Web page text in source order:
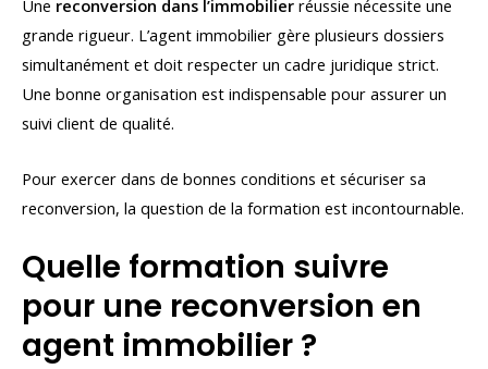
Une reconversion dans l’immobilier réussie nécessite une
grande rigueur. L’agent immobilier gère plusieurs dossiers
simultanément et doit respecter un cadre juridique strict.
Une bonne organisation est indispensable pour assurer un
suivi client de qualité.
Pour exercer dans de bonnes conditions et sécuriser sa
reconversion, la question de la formation est incontournable.
Quelle formation suivre
pour une reconversion en
agent immobilier ?